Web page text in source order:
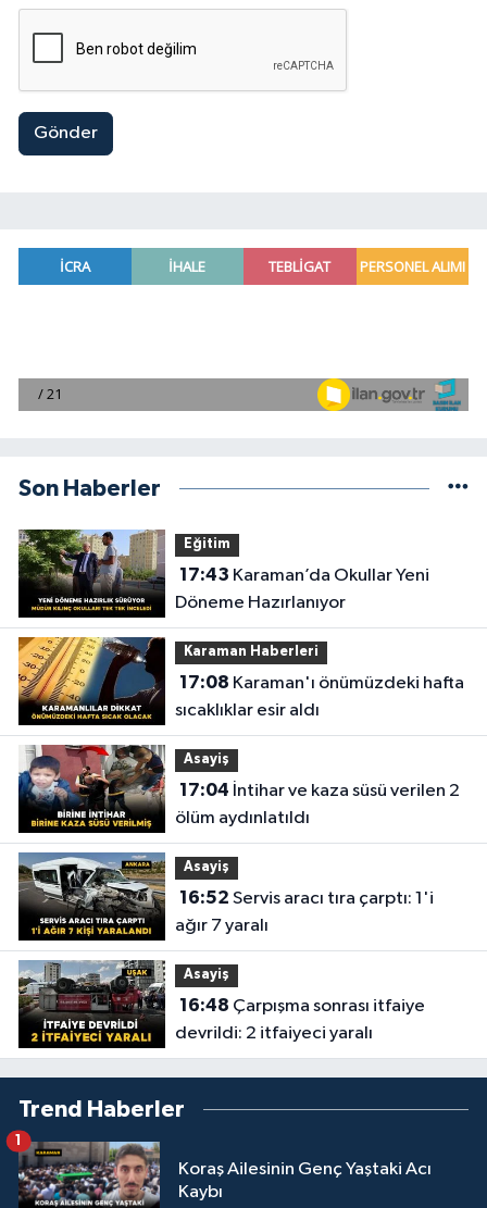
Gönder
Son Haberler
Eğitim
17:43
Döneme Hazırlanıyor
Karaman Haberleri
17:08
sıcaklıklar esir aldı
Asayiş
17:04
ölüm aydınlatıldı
Asayiş
16:52
ağır 7 yaralı
Asayiş
16:48
devrildi: 2 itfaiyeci yaralı
Trend Haberler
Koraş Ailesinin Genç Yaştaki Acı
Kaybı
1